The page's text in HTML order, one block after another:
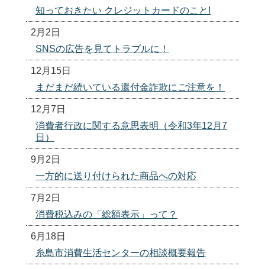
知っておきたい クレジットカードのこと!
2月2日
SNSの広告を見てトラブルに！
12月15日
まだまだ続いている還付金詐欺にご注意を！
12月7日
消費者行政に関する意思表明（令和3年12月7
日）
9月2日
一方的に送り付けられた商品への対応
7月2日
消費税込みの「総額表示」って？
6月18日
糸島市消費生活センターの相談概要報告